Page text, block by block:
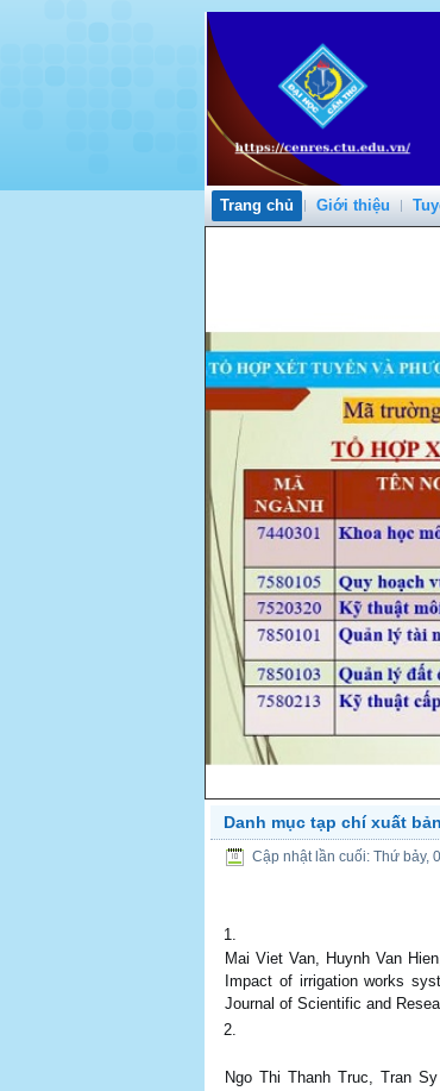
Trang chủ Giới thiệu
Danh mục tạp chí xuất
Cập nhật lần cuối: Thứ bảy,
Mai Viet Van, Huynh Van
Impact of irrigation works
Journal of Scientific and
Ngo Thi Thanh Truc, Tran